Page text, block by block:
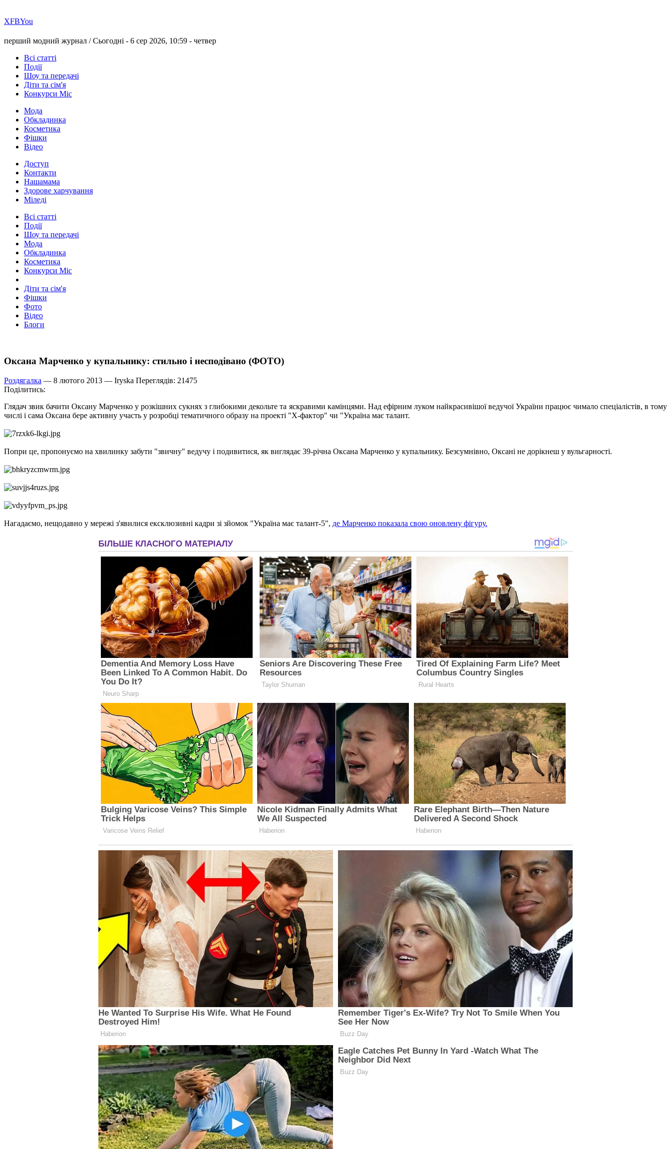
ХFBYou
перший модний журнал /Сьогодні - 6 сер 2026, 10:59 - четвер
Всі статті
Події
Шоу та передачі
Діти та сім'я
Конкурси Міс
Мода
Обкладинка
Косметика
Фішки
Відео
Доступ
Контакти
Нашамама
Здорове харчування
Міледі
Всі статті
Події
Шоу та передачі
Мода
Обкладинка
Косметика
Конкурси Міс
Діти та сім'я
Фішки
Фото
Відео
Блоги
Оксана Марченко у купальнику: стильно і несподівано (ФОТО)
Роздягалка — 8 лютого 2013 — Iryska Переглядів: 21475
Поділитись:
Глядач звик бачити Оксану Марченко у розкішних сукнях з глибокими декольте та яскравими камінцями. Над ефірним луком найкрасивішої ведучої України працює чимало спеціалістів, в тому
числі і сама Оксана бере активну участь у розробці тематичного образу на проекті "Х-фактор" чи "Україна має талант.
Попри це, пропонуємо на хвилинку забути "звичну" ведучу і подивитися, як виглядає 39-річна Оксана Марченко у купальнику. Безсумнівно, Оксані не дорікнеш у вульгарності.
Нагадаємо, нещодавно у мережі з'явилися ексклюзивні кадри зі зйомок "Україна має талант-5", де Марченко показала свою оновлену фігуру.